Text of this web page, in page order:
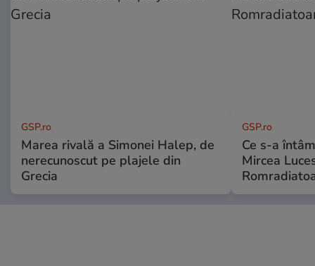
GSP.ro
Marea rivală a Simonei Halep, de
nerecunoscut pe plajele din
Grecia
GSP.ro
Ce s-a
Mircea